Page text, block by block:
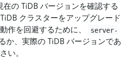
の TiDB バージョンを確認する
クラスターをアップグレード
作を回避するために、
server-
か、実際の TiDB バージョンであ
い。